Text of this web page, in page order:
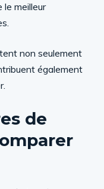
le meilleur
non seulement
également
de